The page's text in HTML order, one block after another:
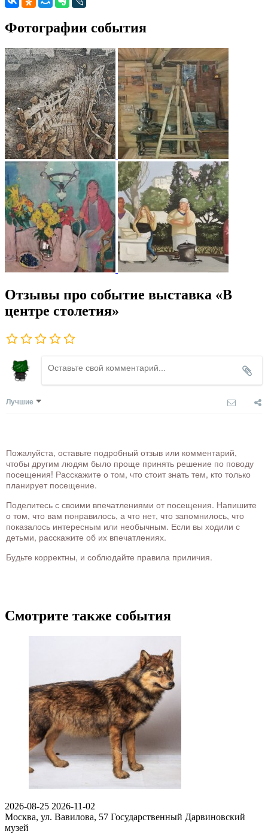
Фотографии события
Отзывы про событие выставка «В
центре столетия»
Лучшие
Пожалуйста, оставьте подробный отзыв или комментарий,
чтобы другим людям было проще принять решение по поводу
посещения! Расскажите о том, что стоит знать тем, кто только
планирует посещение.
Поделитесь с своими впечатлениями от посещения. Напишите
о том, что вам понравилось, а что нет, что запомнилось, что
показалось интересным или необычным. Если вы ходили с
детьми, расскажите об их впечатлениях.
Будьте корректны, и соблюдайте правила приличия.
Смотрите также события
2026-08-25 2026-11-02
Москва, ул. Вавилова, 57 Государственный Дарвиновский
музей